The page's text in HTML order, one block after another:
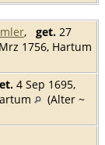
, get. 27
1756, Hartum
4 Sep 1695,
(Alter ~